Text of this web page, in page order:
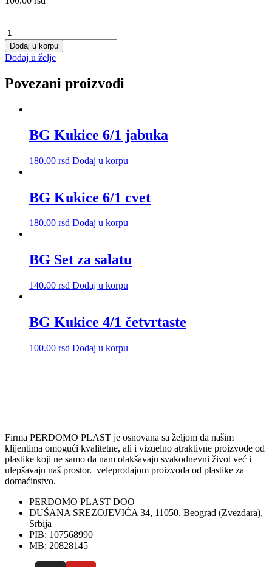
Noz
za
sir
TR.
Dodaj u korpu
Dodaj u želje
Povezani proizvodi
BG Kukice 6/1 jabuka
180.00 rsd Dodaj u korpu
BG Kukice 6/1 cvet
180.00 rsd Dodaj u korpu
BG Set za salatu
140.00 rsd Dodaj u korpu
BG Kukice 4/1 četvrtaste
100.00 rsd Dodaj u korpu
Firma PERDOMO PLAST je osnovana sa željom da našim
klijentima omogući kvalitetne, ali i vizuelno atraktivne proizvode od
plastike koji ne samo da nam olakšavaju svakodnevni život već i
ulepšavaju naš prostor. veleprodajom proizvoda od plastike za
domaćinstvo.
PERDOMO PLAST DOO
DUŠANA SREZOJEVIĆA 34, 11050, Beograd (Zvezdara),
Srbija
PIB: 107568990
MB: 20828145